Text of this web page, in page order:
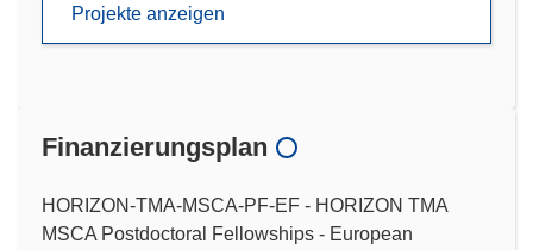
Projekte anzeigen
Finanzierungsplan
HORIZON-TMA-MSCA-PF-EF - HORIZON TMA
MSCA Postdoctoral Fellowships - European